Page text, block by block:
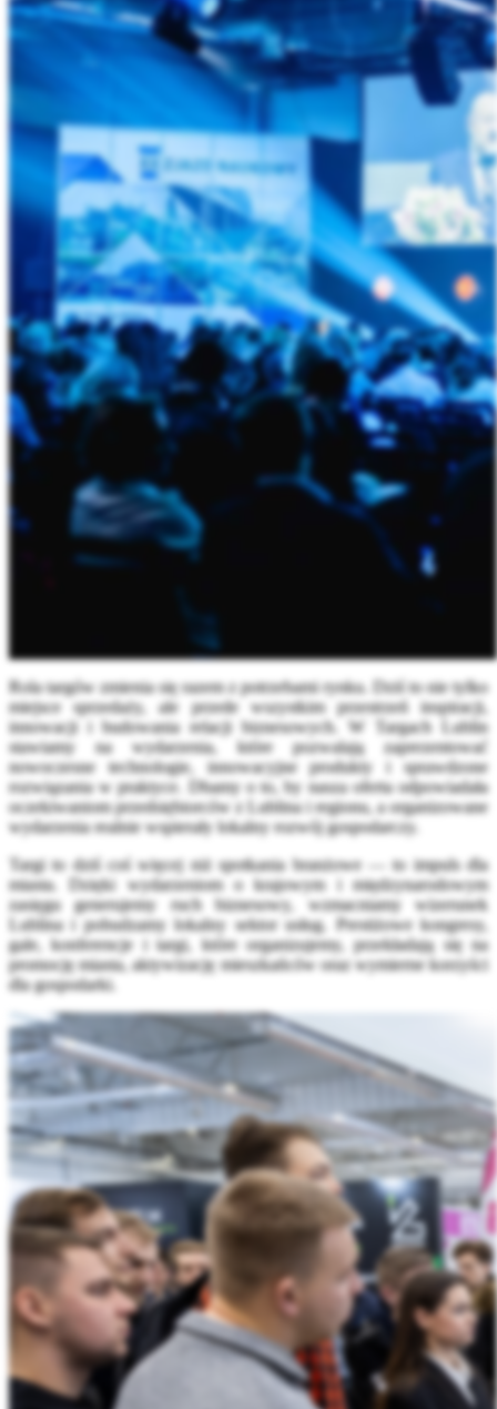
Rola targów zmienia się razem z potrzebami rynku. Dziś to nie tylko
miejsce sprzedaży, ale przede wszystkim przestrzeń inspiracji,
innowacji i budowania relacji biznesowych. W Targach Lublin
stawiamy na wydarzenia, które pozwalają zaprezentować
nowoczesne technologie, innowacyjne produkty i sprawdzone
rozwiązania w praktyce. Dbamy o to, by nasza oferta odpowiadała
oczekiwaniom przedsiębiorców z Lublina i regionu, a organizowane
wydarzenia realnie wspierały lokalny rozwój gospodarczy.
Targi to dziś coś więcej niż spotkania branżowe — to impuls dla
miasta. Dzięki wydarzeniom o krajowym i międzynarodowym
zasięgu generujemy ruch biznesowy, wzmacniamy wizerunek
Lublina i pobudzamy lokalny sektor usług. Prestiżowe kongresy,
gale, konferencje i targi, które organizujemy, przekładają się na
promocję miasta, aktywizację mieszkańców oraz wymierne korzyści
dla gospodarki.